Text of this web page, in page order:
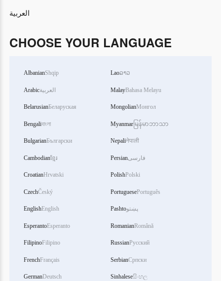
العربية
CHOOSE YOUR LANGUAGE
AlbanianShqip
Arabicالعربية
BelarusianБеларуская
Bengaliবাংলা
BulgarianБългарски
Cambodianខ្មែរ
CroatianHrvatski
CzechČeský
EnglishEnglish
EsperantoEsperanto
FilipinoFilipino
FrenchFrançais
GermanDeutsch
Laoລາວ
MalayBahasa Melayu
MongolianМонгол
Myanmar မြန်မာဘာသာ
Nepaliनेपाली
Persianفارسی
PolishPolski
PortuguesePortuguês
Pashtoپښتو
RomanianRomână
RussianРусский
SerbianСрпски
Sinhaleseසිංහල